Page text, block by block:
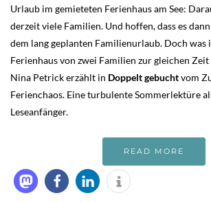
Urlaub im gemieteten Ferienhaus am See:
derzeit viele Familien. Und hoffen, dass es
dem lang geplanten Familienurlaub. Doch was
Ferienhaus von zwei Familien zur gleichen
Nina Petrick erzählt in Doppelt gebuchtvom
Ferienchaos. Eine turbulente Sommerlektüre
Leseanfänger.
READ MORE